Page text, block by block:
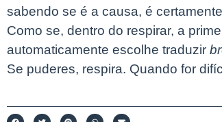
sabendo se é a causa, é
Como se, dentro do respirar, a
automaticamente escolhe traduzir
Se puderes, respira. Quando for